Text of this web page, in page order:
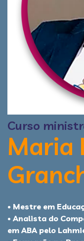
Curso
Maria
• Mestre em
• Analista do
em ABA pelo